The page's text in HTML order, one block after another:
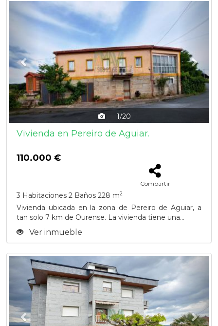
1/20
Previous
Vivienda en Pereiro de Aguiar.
110.000 €
Compartir
3 Habitaciones 2 Baños 228 m2
Vivienda ubicada en la zona de Pereiro de Aguiar, a
tan solo 7 km de Ourense. La vivienda tiene una...
Ver inmueble
Previous